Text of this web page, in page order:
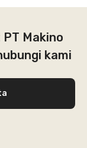
Makino
kami